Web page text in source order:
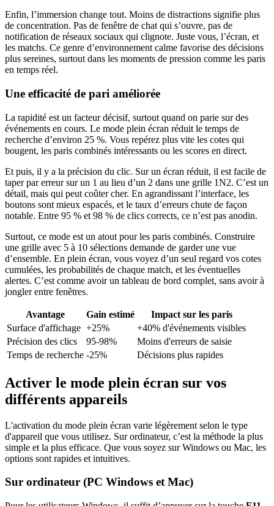
Enfin, l’immersion change tout. Moins de distractions signifie plus
de concentration. Pas de fenêtre de chat qui s’ouvre, pas de
notification de réseaux sociaux qui clignote. Juste vous, l’écran, et
les matchs. Ce genre d’environnement calme favorise des décisions
plus sereines, surtout dans les moments de pression comme les paris
en temps réel.
Une efficacité de pari améliorée
La rapidité est un facteur décisif, surtout quand on parie sur des
événements en cours. Le mode plein écran réduit le temps de
recherche d’environ 25 %. Vous repérez plus vite les cotes qui
bougent, les paris combinés intéressants ou les scores en direct.
Et puis, il y a la précision du clic. Sur un écran réduit, il est facile de
taper par erreur sur un 1 au lieu d’un 2 dans une grille 1N2. C’est un
détail, mais qui peut coûter cher. En agrandissant l’interface, les
boutons sont mieux espacés, et le taux d’erreurs chute de façon
notable. Entre 95 % et 98 % de clics corrects, ce n’est pas anodin.
Surtout, ce mode est un atout pour les paris combinés. Construire
une grille avec 5 à 10 sélections demande de garder une vue
d’ensemble. En plein écran, vous voyez d’un seul regard vos cotes
cumulées, les probabilités de chaque match, et les éventuelles
alertes. C’est comme avoir un tableau de bord complet, sans avoir à
jongler entre fenêtres.
Avantage Gain estimé
Impact sur les paris
Surface d'affichage +25%
+40% d'événements visibles
Précision des clics
95-98%
Moins d'erreurs de saisie
Temps de recherche -25% Décisions plus rapides
Activer le mode plein écran sur vos
différents appareils
L'activation du mode plein écran varie légèrement selon le type
d'appareil que vous utilisez. Sur ordinateur, c’est la méthode la plus
simple et la plus efficace. Que vous soyez sur Windows ou Mac, les
options sont rapides et intuitives.
Sur ordinateur (PC Windows et Mac)